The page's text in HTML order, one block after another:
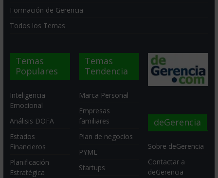
Formación de Gerencia
Todos los Temas
Temas
Populares
Inteligencia
Emocional
Análisis DOFA
Estados
Financieros
Planificación
Estratégica
Temas
Tendencia
Marca Personal
Empresas
familiares
Plan de negocios
PYME
Startups
deGerencia
Sobre deGerencia
Contactar a
deGerencia